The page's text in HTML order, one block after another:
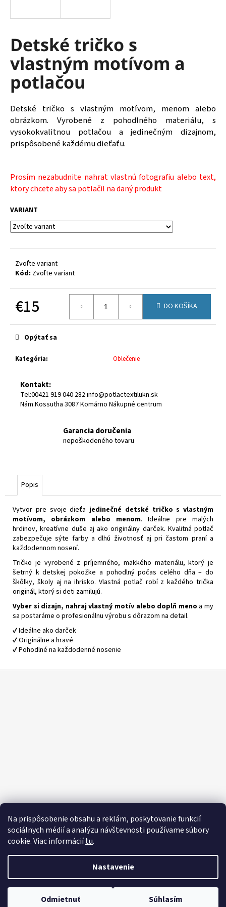
Na prispôsobenie obsahu a reklám, poskytovanie funkcií
sociálnych médií a analýzu návštevnosti používame súbory
cookie. Viac informáciítu.
Nastavenie
Odmietnuť Súhlasím
Detské tričko s
vlastným motívom a
potlačou
Detské tričko s vlastným motívom, menom alebo
obrázkom. Vyrobené z pohodlného materiálu, s
vysokokvalitnou potlačou a jedinečným dizajnom,
prispôsobené každému dieťaťu.
Prosím nezabudnite nahrat vlastnú fotografiu alebo text,
ktory chcete aby sa potlačil na daný produkt
VARIANT
Zvoľte variant
Kód: Zvoľte variant
€15
cena:
DO KOŠÍKA
Kategória: Oblečenie
Opýtať sa
Kontakt:
Tel:00421 919 040 282 info@potlactextilukn.sk
Nám.Kossutha 3087 Komárno Nákupné centrum
Garancia doručenia
nepoškodeného tovaru
Popis
Vytvor pre svoje dieťa jedinečné detské tričko s vlastným
motívom, obrázkom alebo menom. Ideálne pre malých
hrdinov, kreatívne duše aj ako originálny darček. Kvalitná potlač
zabezpečuje sýte farby a dlhú životnosť aj pri častom praní a
každodennom nosení.
Tričko je vyrobené z príjemného, mäkkého materiálu, ktorý je
šetrný k detskej pokožke a pohodlný počas celého dňa – do
škôlky, školy aj na ihrisko. Vlastná potlač robí z každého trička
originál, ktorý si deti zamilujú.
Vyber si dizajn, nahraj vlastný motív alebo doplň meno a my
sa postaráme o profesionálnu výrobu s dôrazom na detail.
✔️ Ideálne ako darček
✔️ Originálne a hravé
✔️ Pohodlné na každodenné nosenie
s
ť
?
HĽADAŤ
Z
Vytvoril CreativeLoop s.r.o. na platforme Shoptet
Copyright 2026Potlač Textilu KN. Všetky práva vyhradené.Upraviť